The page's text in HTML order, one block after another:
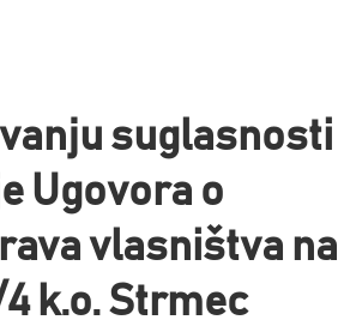
suglasnosti
Ugovora o
vlasništva na
4 k.o. Strmec